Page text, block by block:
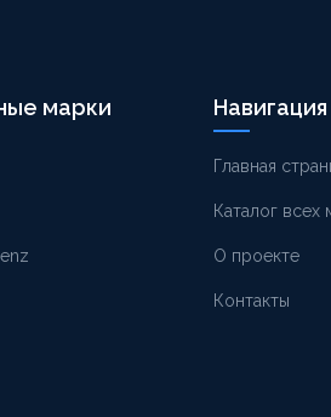
марки Навигация
Главная
Каталог всех
О проекте
Контакты